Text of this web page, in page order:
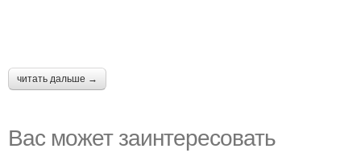
читать дальше →
Вас может заинтересовать